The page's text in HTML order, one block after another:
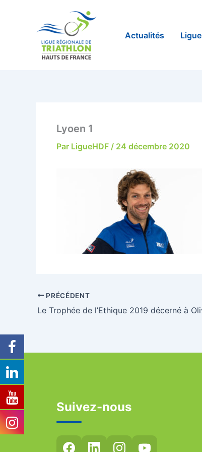
Actualités Ligue
Lyoen 1
Par LigueHDF / 24 décembre 2020
PRÉCÉDENT
Suivez-nous